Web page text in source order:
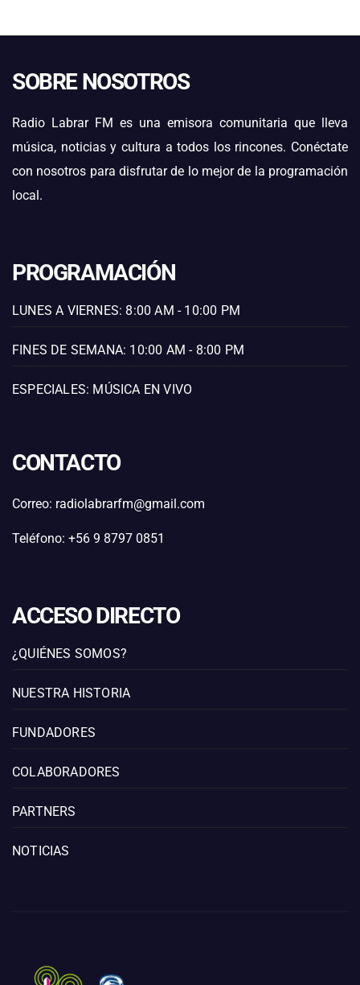
SOBRE NOSOTROS
Radio Labrar FM es una emisora comunitaria que lleva
música, noticias y cultura a todos los rincones. Conéctate
con nosotros para disfrutar de lo mejor de la programación
local.
PROGRAMACIÓN
LUNES A VIERNES: 8:00 AM - 10:00 PM
FINES DE SEMANA: 10:00 AM - 8:00 PM
ESPECIALES: MÚSICA EN VIVO
CONTACTO
Correo: radiolabrarfm@gmail.com
Teléfono: +56 9 8797 0851
ACCESO DIRECTO
¿QUIÉNES SOMOS?
NUESTRA HISTORIA
FUNDADORES
COLABORADORES
PARTNERS
NOTICIAS